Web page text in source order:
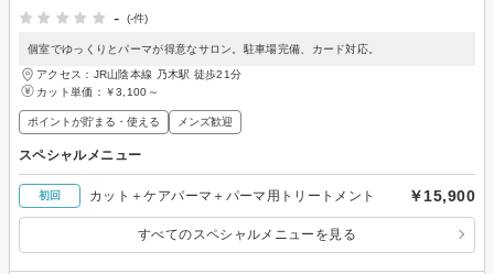
-
(-件)
個室でゆっくりとパーマが得意なサロン。駐車場完備、カード対応。
アクセス：JR山陰本線 乃木駅 徒歩21分
カット単価： ￥3,100～
ポイントが貯まる・使える メンズ歓迎
スペシャルメニュー
初回 カット＋ケアパーマ＋パーマ用トリートメント ￥15,900
すべてのスペシャルメニューを見る